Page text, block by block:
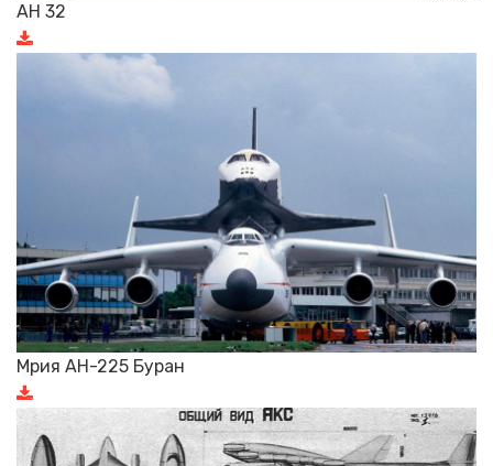
АН 32
Мрия АН-225 Буран